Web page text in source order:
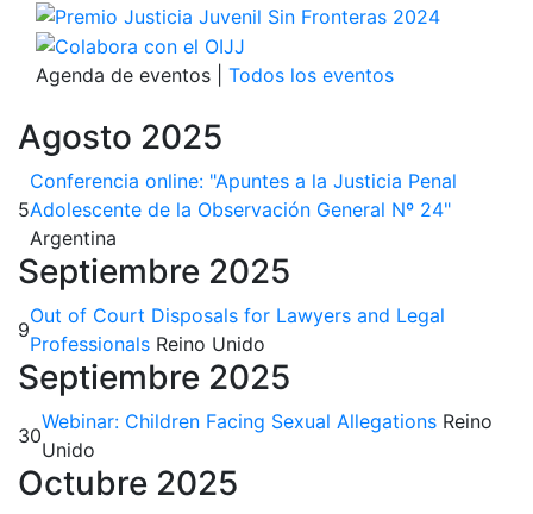
Agenda de eventos Todos los eventos
Agosto 2025
5
Conferencia online: "Apuntes a la Justicia Penal
Adolescente de la Observación General Nº 24"
Argentina
Septiembre 2025
9
Out of Court Disposals for Lawyers and Legal
Professionals Reino Unido
Septiembre 2025
30
Webinar: Children Facing Sexual Allegations Reino
Unido
Octubre 2025